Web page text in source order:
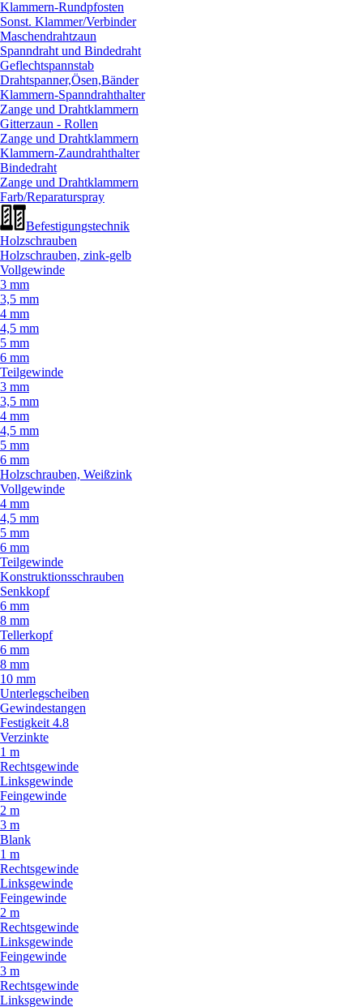
Klammern-Rundpfosten
Sonst. Klammer/Verbinder
Maschendrahtzaun
Spanndraht und Bindedraht
Geflechtspannstab
Drahtspanner,Ösen,Bänder
Klammern-Spanndrahthalter
Zange und Drahtklammern
Gitterzaun - Rollen
Zange und Drahtklammern
Klammern-Zaundrahthalter
Bindedraht
Zange und Drahtklammern
Farb/Reparaturspray
Befestigungstechnik
Holzschrauben
Holzschrauben, zink-gelb
Vollgewinde
3 mm
3,5 mm
4 mm
4,5 mm
5 mm
6 mm
Teilgewinde
3 mm
3,5 mm
4 mm
4,5 mm
5 mm
6 mm
Holzschrauben, Weißzink
Vollgewinde
4 mm
4,5 mm
5 mm
6 mm
Teilgewinde
Konstruktionsschrauben
Senkkopf
6 mm
8 mm
Tellerkopf
6 mm
8 mm
10 mm
Unterlegscheiben
Gewindestangen
Festigkeit 4.8
Verzinkte
1 m
Rechtsgewinde
Linksgewinde
Feingewinde
2 m
3 m
Blank
1 m
Rechtsgewinde
Linksgewinde
Feingewinde
2 m
Rechtsgewinde
Linksgewinde
Feingewinde
3 m
Rechtsgewinde
Linksgewinde